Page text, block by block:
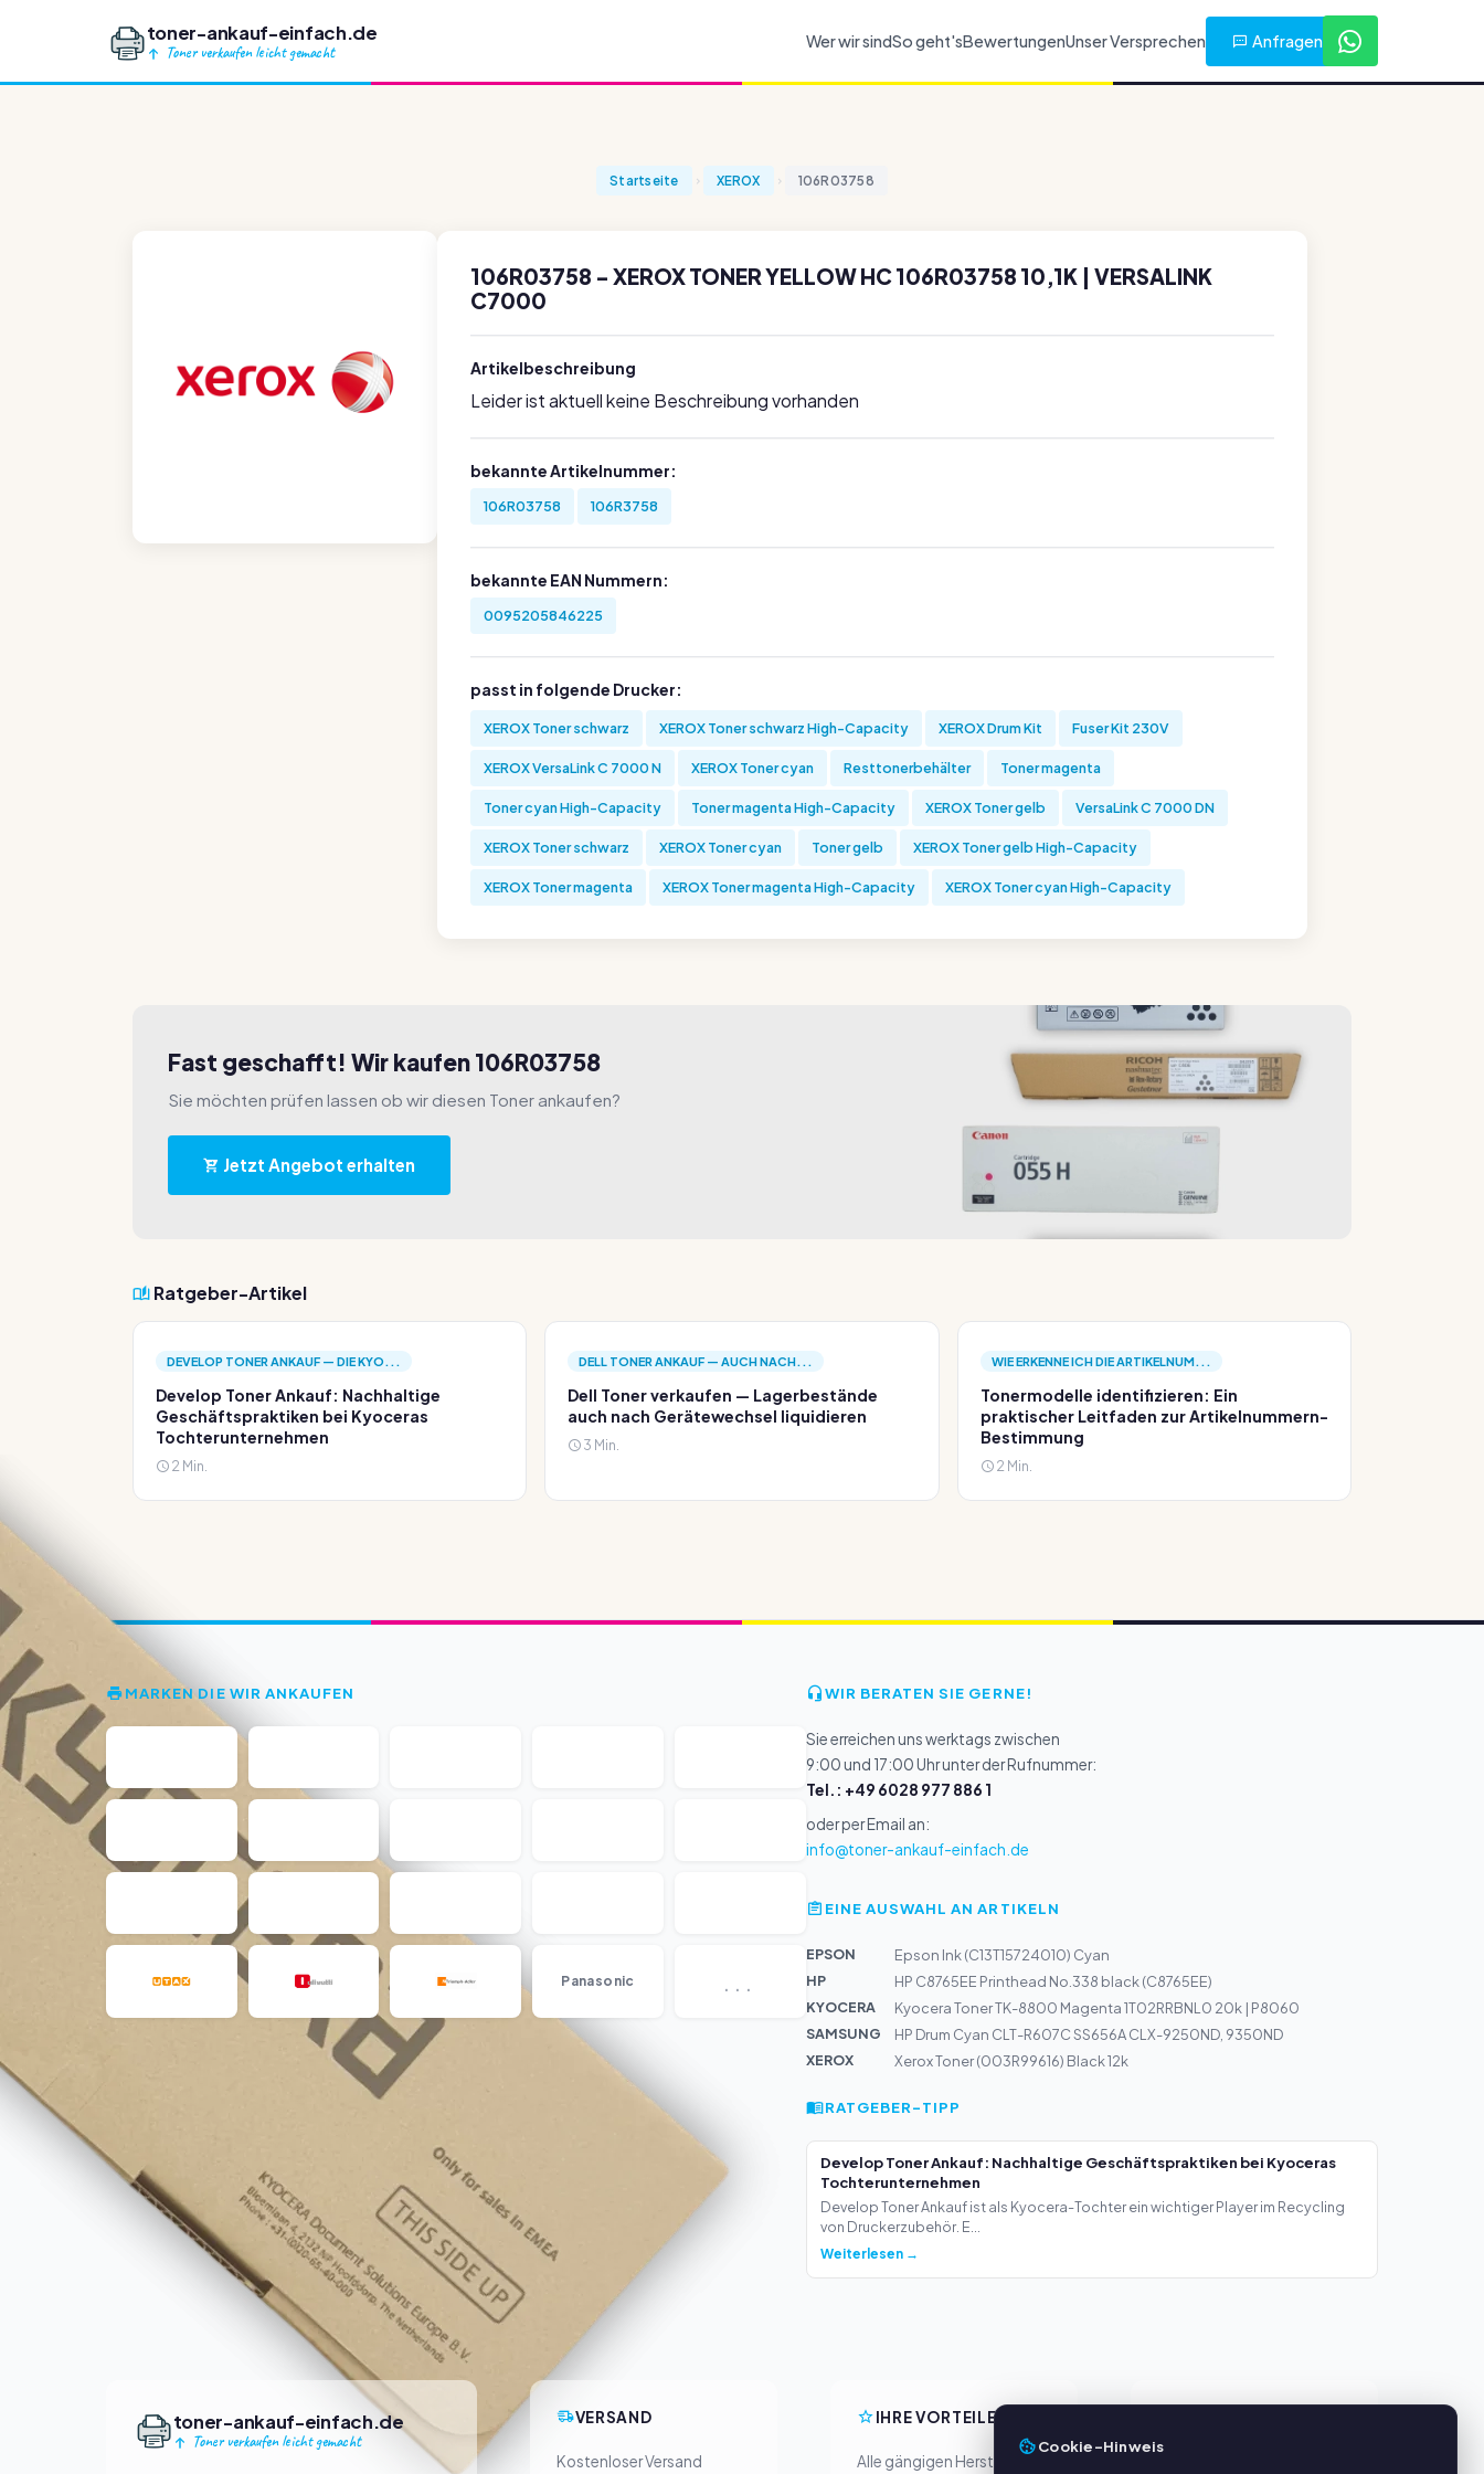
toner-ankauf-einfach.de
Toner verkaufen leicht gemacht
Wer wir sindSo geht'sBewertungenUnser Versprechen Anfragen
Startseite XEROX 106R03758
106R03758 - XEROX TONER YELLOW HC 106R03758 10,1K | VERSALINK
C7000
Artikelbeschreibung
Leider ist aktuell keine Beschreibung vorhanden
bekannte Artikelnummer:
106R03758 106R3758
bekannte EAN Nummern:
0095205846225
passt in folgende Drucker:
XEROX Toner schwarz XEROX Toner schwarz High-Capacity XEROX Drum Kit Fuser Kit 230V
XEROX VersaLink C 7000 N XEROX Toner cyan Resttonerbehälter Toner magenta
Toner cyan High-Capacity Toner magenta High-Capacity XEROX Toner gelb VersaLink C 7000 DN
XEROX Toner schwarz XEROX Toner cyan Toner gelb XEROX Toner gelb High-Capacity
XEROX Toner magenta XEROX Toner magenta High-Capacity XEROX Toner cyan High-Capacity
Fast geschafft! Wir kaufen 106R03758
Sie möchten prüfen lassen ob wir diesen Toner ankaufen?
Jetzt Angebot erhalten
Ratgeber-Artikel
DEVELOP TONER ANKAUF — DIE KYO...
Develop Toner Ankauf: Nachhaltige
Geschäftspraktiken bei Kyoceras
Tochterunternehmen
2 Min.
DELL TONER ANKAUF — AUCH NACH...
Dell Toner verkaufen — Lagerbestände
auch nach Gerätewechsel liquidieren
3 Min.
WIE ERKENNE ICH DIE ARTIKELNUM...
Tonermodelle identifizieren: Ein
praktischer Leitfaden zur Artikelnummern-
Bestimmung
2 Min.
MARKEN DIE WIR ANKAUFEN
Panasonic ...
WIR BERATEN SIE GERNE!
Sie erreichen uns werktags zwischen
9:00 und 17:00 Uhr unter der Rufnummer:
Tel.: +49 6028 977 886 1
oder per Email an:
info@toner-ankauf-einfach.de
EINE AUSWAHL AN ARTIKELN
EPSON
Epson Ink (C13T15724010) Cyan
HP
HP C8765EE Printhead No.338 black (C8765EE)
KYOCERA
Kyocera Toner TK-8800 Magenta 1T02RRBNL0 20k | P8060
SAMSUNG
HP Drum Cyan CLT-R607C SS656A CLX-9250ND, 9350ND
XEROX
Xerox Toner (003R99616) Black 12k
RATGEBER-TIPP
Develop Toner Ankauf: Nachhaltige Geschäftspraktiken bei Kyoceras
Tochterunternehmen
Develop Toner Ankauf ist als Kyocera-Tochter ein wichtiger Player im Recycling
von Druckerzubehör. E...
Weiterlesen →
toner-ankauf-einfach.de
Toner verkaufen leicht gemacht
VERSAND
Kostenloser Versand
IHRE VORTEILE
Alle gängigen Hersteller
Cookie-Hinweis